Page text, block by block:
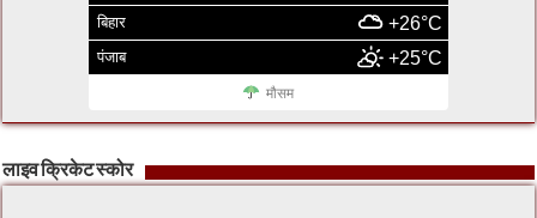
बिहार +26°C
पंजाब +25°C
मौसम
लाइव क्रिकेट स्कोर